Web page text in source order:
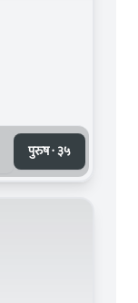
पुरुष · ३५